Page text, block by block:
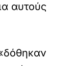
αυτούς